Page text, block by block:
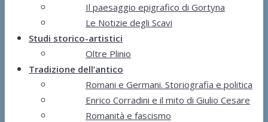
Il paesaggio epigrafico di Gortyna
Le Notizie degli Scavi
Studi storico-artistici
Oltre Plinio
Tradizione dell’antico
Romani e Germani. Storiografia e politica
Enrico Corradini e il mito di Giulio Cesare
Romanità e fascismo